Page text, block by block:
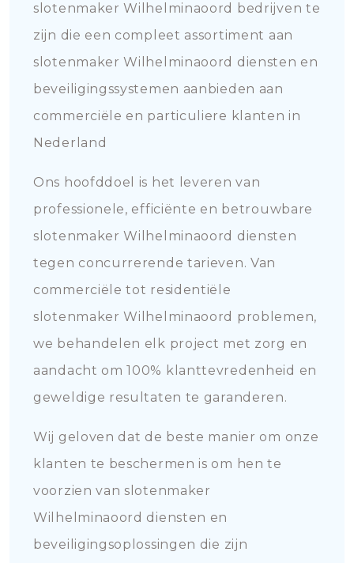
slotenmaker Wilhelminaoord bedrijven te
zijn die een compleet assortiment aan
slotenmaker Wilhelminaoord diensten en
beveiligingssystemen aanbieden aan
commerciële en particuliere klanten in
Nederland
Ons hoofddoel is het leveren van
professionele, efficiënte en betrouwbare
slotenmaker Wilhelminaoord diensten
tegen concurrerende tarieven. Van
commerciële tot residentiële
slotenmaker Wilhelminaoord problemen,
we behandelen elk project met zorg en
aandacht om 100% klanttevredenheid en
geweldige resultaten te garanderen.
Wij geloven dat de beste manier om onze
klanten te beschermen is om hen te
voorzien van slotenmaker
Wilhelminaoord diensten en
beveiligingsoplossingen die zijn